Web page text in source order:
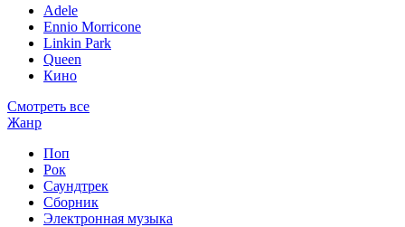
Adele
Ennio Morricone
Linkin Park
Queen
Кино
Смотреть все
Жанр
Поп
Рок
Саундтрек
Сборник
Электронная музыка